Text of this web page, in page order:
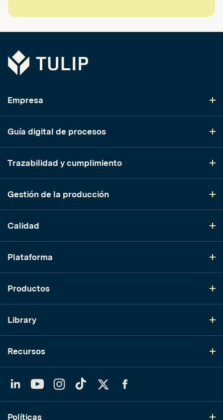
Tulip
Empresa
Guía digital de procesos
Trazabilidad y cumplimiento
Gestión de la producción
Calidad
Plataforma
Productos
Library
Recursos
YouTubeInstagram
TikTok
Políticas